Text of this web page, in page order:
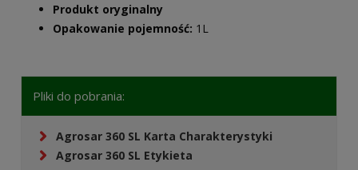
Produkt oryginalny
Opakowanie pojemność: 1L
Pliki do pobrania:
Agrosar 360 SL Karta Charakterystyki
Agrosar 360 SL Etykieta